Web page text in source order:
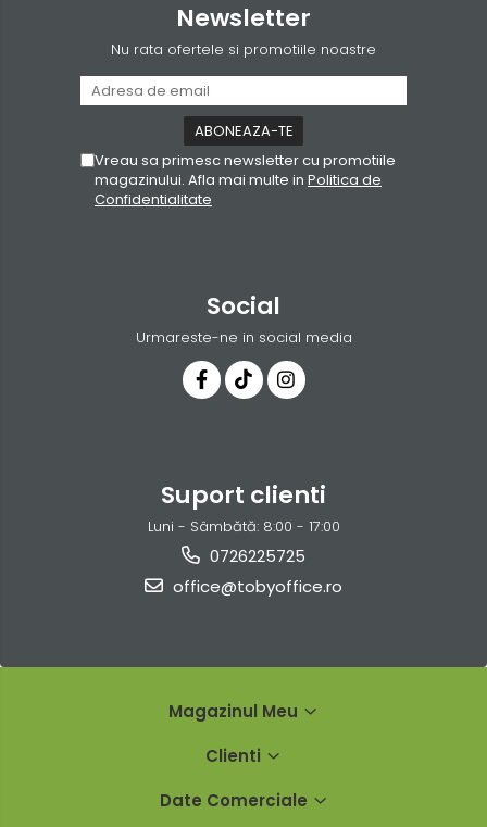
Newsletter
Nu rata ofertele si promotiile noastre
Vreau sa primesc newsletter cu promotiile
magazinului. Afla mai multe in Politica de
Confidentialitate
Social
Urmareste-ne in social media
Suport clienti
Luni - Sâmbătă: 8:00 - 17:00
0726225725
office@tobyoffice.ro
Magazinul Meu
Clienti
Date Comerciale